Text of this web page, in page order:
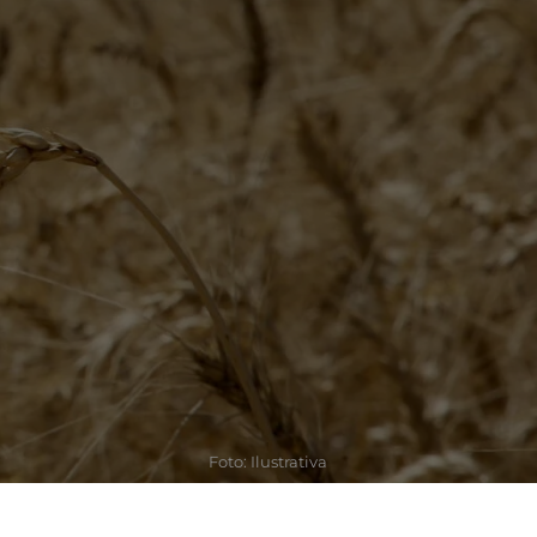
Foto: Ilustrativa